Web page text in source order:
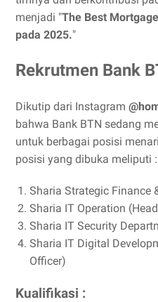
menjadi "The Best
pada 2025."
Rekrutmen Bank
Dikutip dari Instagram
bahwa Bank BTN sedang
untuk berbagai posisi
posisi yang dibuka meliputi :
Sharia Strategic Finance
Sharia IT Operation
Sharia IT Security
Sharia IT Digital
Officer)
Kualifikasi :